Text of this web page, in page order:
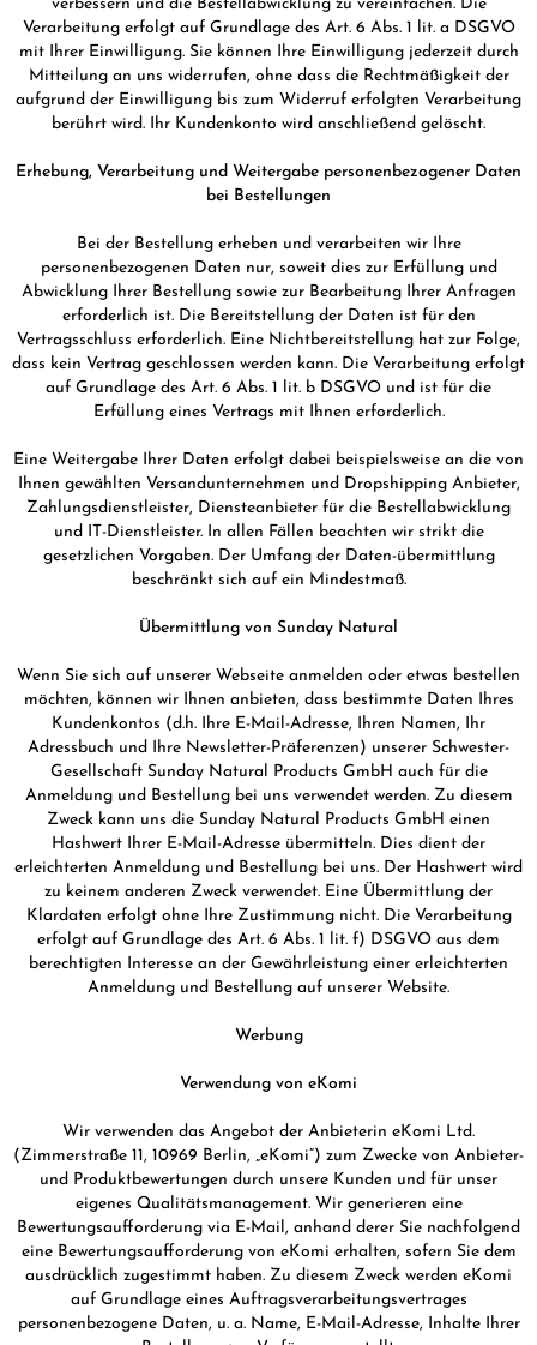
verbessern und die Bestellabwicklung zu vereinfachen. Die
Verarbeitung erfolgt auf Grundlage des Art. 6 Abs. 1 lit. a DSGVO
mit Ihrer Einwilligung. Sie können Ihre Einwilligung jederzeit durch
Mitteilung an uns widerrufen, ohne dass die Rechtmäßigkeit der
aufgrund der Einwilligung bis zum Widerruf erfolgten Verarbeitung
berührt wird. Ihr Kundenkonto wird anschließend gelöscht.
Erhebung, Verarbeitung und Weitergabe personenbezogener Daten
bei Bestellungen
Bei der Bestellung erheben und verarbeiten wir Ihre
personenbezogenen Daten nur, soweit dies zur Erfüllung und
Abwicklung Ihrer Bestellung sowie zur Bearbeitung Ihrer Anfragen
erforderlich ist. Die Bereitstellung der Daten ist für den
Vertragsschluss erforderlich. Eine Nichtbereitstellung hat zur Folge,
dass kein Vertrag geschlossen werden kann. Die Verarbeitung erfolgt
auf Grundlage des Art. 6 Abs. 1 lit. b DSGVO und ist für die
Erfüllung eines Vertrags mit Ihnen erforderlich.
Eine Weitergabe Ihrer Daten erfolgt dabei beispielsweise an die von
Ihnen gewählten Versandunternehmen und Dropshipping Anbieter,
Zahlungsdienstleister, Diensteanbieter für die Bestellabwicklung
und IT-Dienstleister. In allen Fällen beachten wir strikt die
gesetzlichen Vorgaben. Der Umfang der Daten-übermittlung
beschränkt sich auf ein Mindestmaß.
Übermittlung von Sunday Natural
Wenn Sie sich auf unserer Webseite anmelden oder etwas bestellen
möchten, können wir Ihnen anbieten, dass bestimmte Daten Ihres
Kundenkontos (d.h. Ihre E-Mail-Adresse, Ihren Namen, Ihr
Adressbuch und Ihre Newsletter-Präferenzen) unserer Schwester-
Gesellschaft Sunday Natural Products GmbH auch für die
Anmeldung und Bestellung bei uns verwendet werden. Zu diesem
Zweck kann uns die Sunday Natural Products GmbH einen
Hashwert Ihrer E-Mail-Adresse übermitteln. Dies dient der
erleichterten Anmeldung und Bestellung bei uns. Der Hashwert wird
zu keinem anderen Zweck verwendet. Eine Übermittlung der
Klardaten erfolgt ohne Ihre Zustimmung nicht. Die Verarbeitung
erfolgt auf Grundlage des Art. 6 Abs. 1 lit. f) DSGVO aus dem
berechtigten Interesse an der Gewährleistung einer erleichterten
Anmeldung und Bestellung auf unserer Website.
Werbung
Verwendung von eKomi
Wir verwenden das Angebot der Anbieterin eKomi Ltd.
(Zimmerstraße 11, 10969 Berlin, „eKomi”) zum Zwecke von Anbieter-
und Produktbewertungen durch unsere Kunden und für unser
eigenes Qualitätsmanagement. Wir generieren eine
Bewertungsaufforderung via E-Mail, anhand derer Sie nachfolgend
eine Bewertungsaufforderung von eKomi erhalten, sofern Sie dem
ausdrücklich zugestimmt haben. Zu diesem Zweck werden eKomi
auf Grundlage eines Auftragsverarbeitungsvertrages
personenbezogene Daten, u. a. Name, E-Mail-Adresse, Inhalte Ihrer